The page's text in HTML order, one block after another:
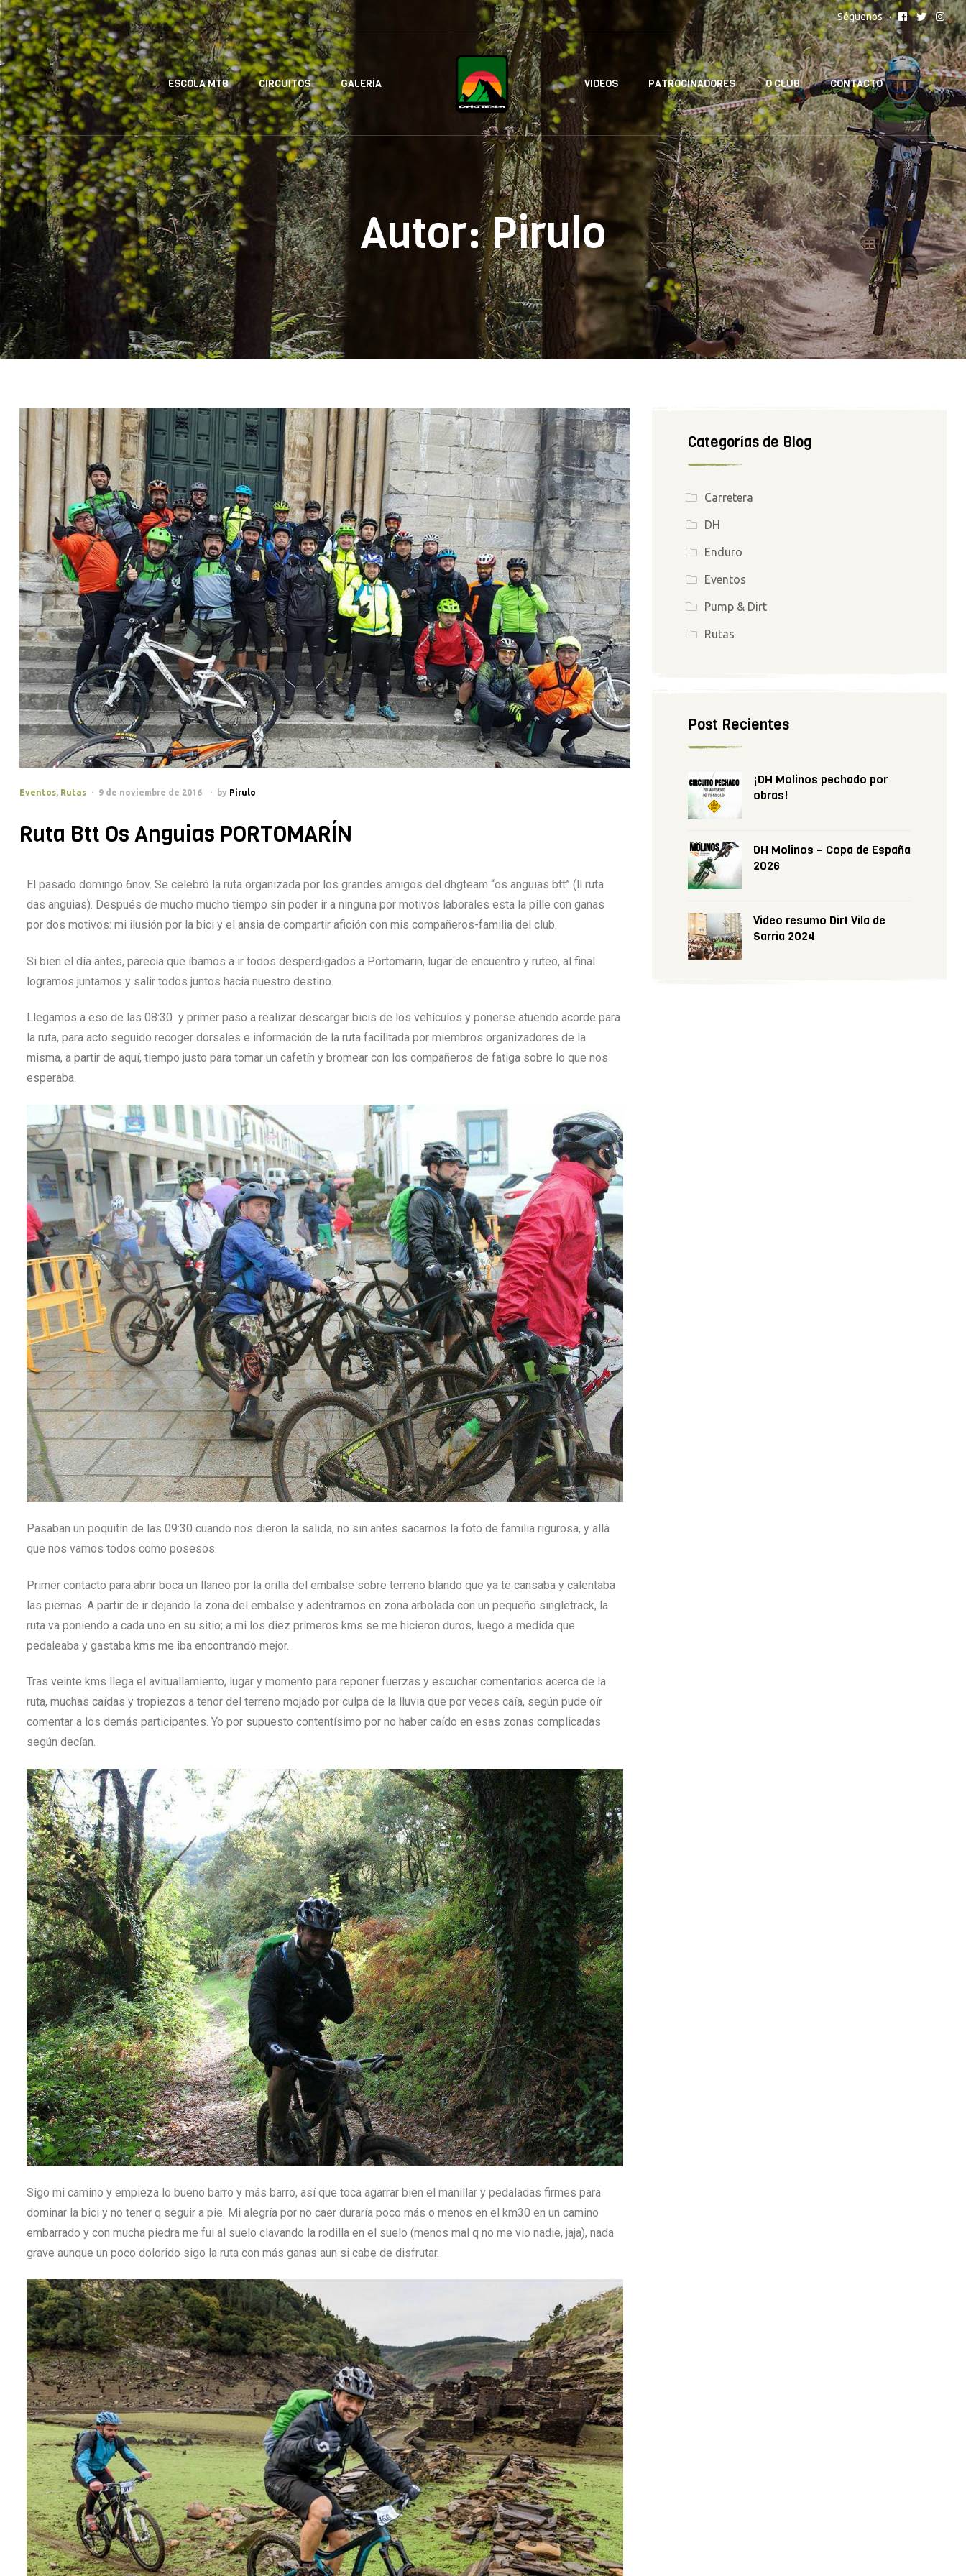
Séguenos
ESCOLA MTB CIRCUITOS GALERÍA VIDEOS PATROCINADORES O CLUB CONTACTO
Autor:Pirulo
Eventos, Rutas 9 de noviembre de 2016 by Pirulo
Ruta Btt Os Anguias PORTOMARÍN
El pasado domingo 6nov. Se celebró la ruta organizada por los grandes amigos del dhgteam “os anguias btt” (ll ruta
das anguias). Después de mucho mucho tiempo sin poder ir a ninguna por motivos laborales esta la pille con ganas
por dos motivos: mi ilusión por la bici y el ansia de compartir afición con mis compañeros-familia del club.
Si bien el día antes, parecía que íbamos a ir todos desperdigados a Portomarin, lugar de encuentro y ruteo, al final
logramos juntarnos y salir todos juntos hacia nuestro destino.
Llegamos a eso de las 08:30 y primer paso a realizar descargar bicis de los vehículos y ponerse atuendo acorde para
la ruta, para acto seguido recoger dorsales e información de la ruta facilitada por miembros organizadores de la
misma, a partir de aquí, tiempo justo para tomar un cafetín y bromear con los compañeros de fatiga sobre lo que nos
esperaba.
Pasaban un poquitín de las 09:30 cuando nos dieron la salida, no sin antes sacarnos la foto de familia rigurosa, y allá
que nos vamos todos como posesos.
Primer contacto para abrir boca un llaneo por la orilla del embalse sobre terreno blando que ya te cansaba y calentaba
las piernas. A partir de ir dejando la zona del embalse y adentrarnos en zona arbolada con un pequeño singletrack, la
ruta va poniendo a cada uno en su sitio; a mi los diez primeros kms se me hicieron duros, luego a medida que
pedaleaba y gastaba kms me iba encontrando mejor.
Tras veinte kms llega el avituallamiento, lugar y momento para reponer fuerzas y escuchar comentarios acerca de la
ruta, muchas caídas y tropiezos a tenor del terreno mojado por culpa de la lluvia que por veces caía, según pude oír
comentar a los demás participantes. Yo por supuesto contentísimo por no haber caído en esas zonas complicadas
según decían.
Sigo mi camino y empieza lo bueno barro y más barro, así que toca agarrar bien el manillar y pedaladas firmes para
dominar la bici y no tener q seguir a pie. Mi alegría por no caer duraría poco más o menos en el km30 en un camino
embarrado y con mucha piedra me fui al suelo clavando la rodilla en el suelo (menos mal q no me vio nadie, jaja), nada
grave aunque un poco dolorido sigo la ruta con más ganas aun si cabe de disfrutar.
Categorías de Blog
Carretera
DH
Enduro
Eventos
Pump & Dirt
Rutas
Post Recientes
¡DH Molinos pechado por
obras!
DH Molinos – Copa de España
2026
Video resumo Dirt Vila de
Sarria 2024